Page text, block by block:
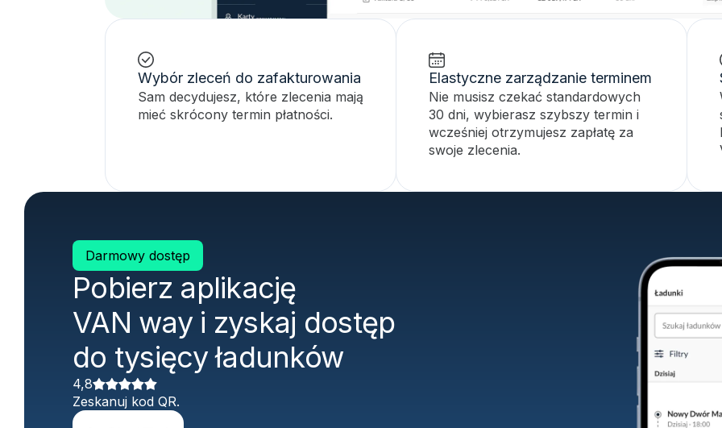
Wybór zleceń do zafakturowania
Sam decydujesz, które zlecenia mają
mieć skrócony termin płatności.
Elastyczne zarządzanie terminem
Nie musisz czekać standardowych
30 dni, wybierasz szybszy termin i
wcześniej otrzymujesz zapłatę za
swoje zlecenia.
Darmowy dostęp
Pobierz aplikację
VAN way i zyskaj dostęp
do tysięcy ładunków
4,8
Zeskanuj kod QR.